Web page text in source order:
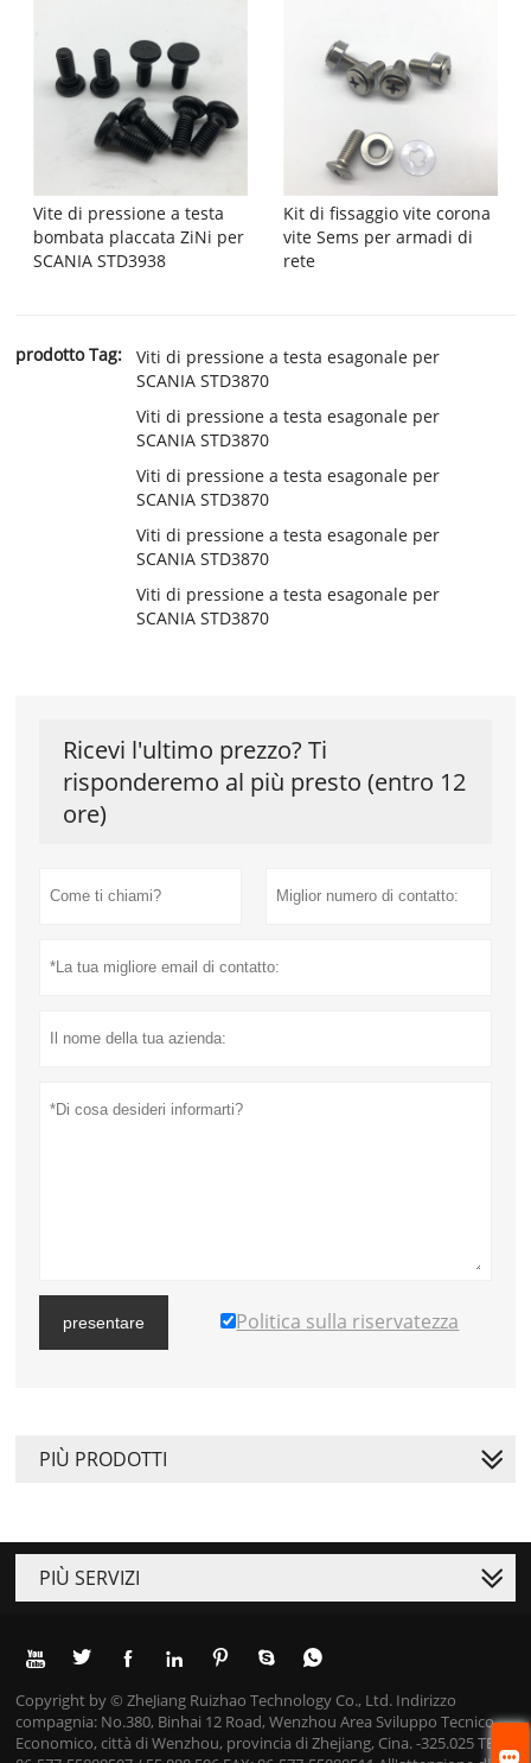

Vite di pressione a testa
bombata placcata ZiNi per
SCANIA STD3938
Kit di fissaggio vite corona
vite Sems per armadi di
rete
prodotto Tag:
Viti di pressione a testa esagonale per
SCANIA STD3870
Viti di pressione a testa esagonale per
SCANIA STD3870
Viti di pressione a testa esagonale per
SCANIA STD3870
Viti di pressione a testa esagonale per
SCANIA STD3870
Viti di pressione a testa esagonale per
SCANIA STD3870
Ricevi l'ultimo prezzo? Ti
risponderemo al più presto (entro 12
ore)
presentare Politica sulla riservatezza
PIÙ PRODOTTI
PIÙ SERVIZI
      
Copyright by © ZheJiang Ruizhao Technology Co., Ltd. Indirizzo
compagnia: No.380, Binhai 12 Road, Wenzhou Area Sviluppo Tecnico
Economico, città di Wenzhou, provincia di Zhejiang, Cina. -325.025 TEL: